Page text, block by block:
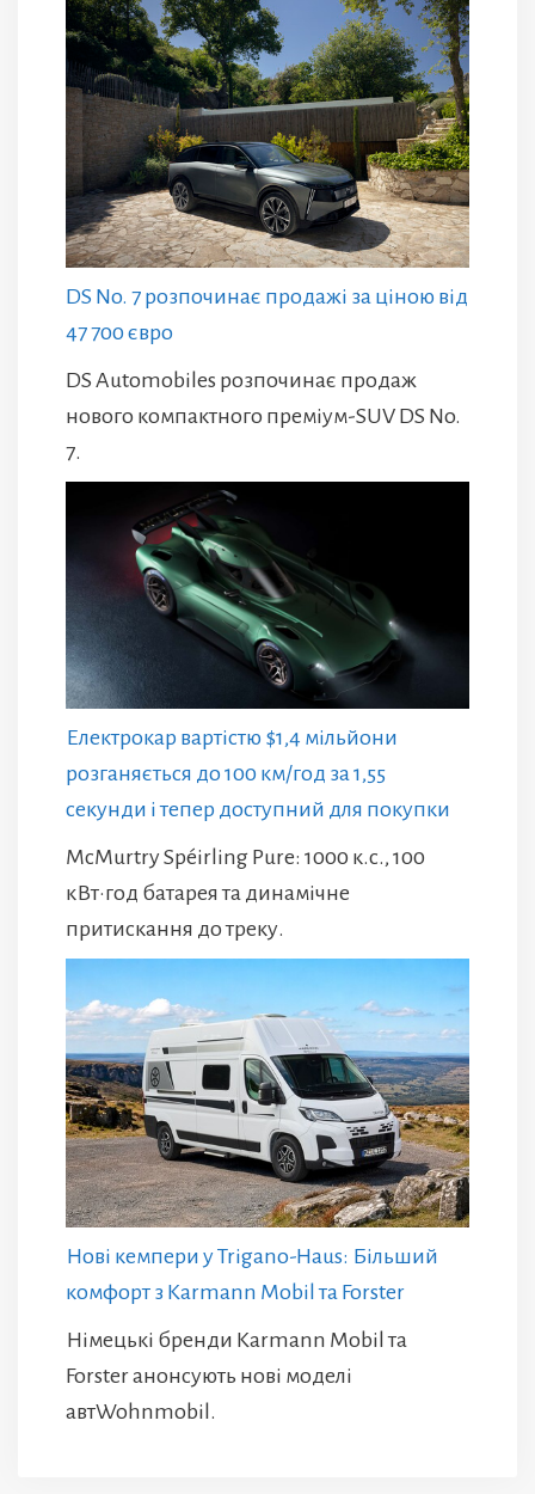
DS No. 7 розпочинає продажі за ціною від
47 700 євро
DS Automobiles розпочинає продаж
нового компактного преміум-SUV DS No.
7.
Електрокар вартістю $1,4 мільйони
розганяється до 100 км/год за 1,55
секунди і тепер доступний для покупки
McMurtry Spéirling Pure: 1000 к.с., 100
кВт·год батарея та динамічне
притискання до треку.
Нові кемпери у Trigano-Haus: Більший
комфорт з Karmann Mobil та Forster
Німецькі бренди Karmann Mobil та
Forster анонсують нові моделі
автWohnmobil.